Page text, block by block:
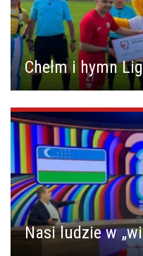
Chełm i hymn
Nasi ludzie w